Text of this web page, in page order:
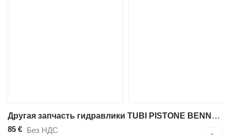
Другая запчасть гидравлики TUBI PISTONE BENNA для фронтального погрузчика Hitachi ZW 250-6
85 € Без НДС